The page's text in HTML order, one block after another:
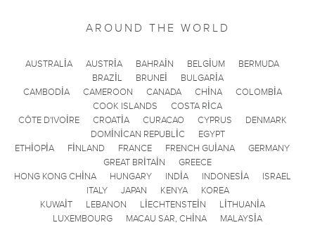
AROUND THE WORLD
AUSTRALIA AUSTRIA BAHRAIN BELGIUM
BERMUDA
BRAZIL
BRUNEI
BULGARIA
CAMBODIA
CAMEROON CANADA CHINA
COLOMBIA
COOK ISLANDS
COSTA RICA
CÔTE D'IVOIRE
CROATIA CURACAO CYPRUS
DENMARK
DOMINICAN REPUBLIC
EGYPT
ETHIOPIA
FINLAND FRANCE FRENCH GUIANA
GERMANY
GREAT BRITAIN
GREECE
HONG KONG CHINA
HUNGARY INDIA INDONESIA
ISRAEL
ITALY
JAPAN KENYA
KOREA
KUWAIT
LEBANON LIECHTENSTEIN
LITHUANIA
LUXEMBOURG
MACAU SAR, CHINA
MALAYSIA